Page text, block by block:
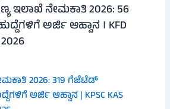
ಇಲಾಖೆ ನೇಮಕಾತಿ 2026: 56
ಅರ್ಜಿ ಆಹ್ವಾನ । KFD